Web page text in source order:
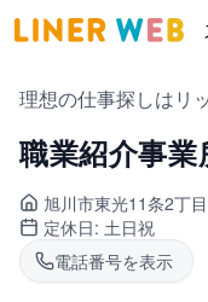
理想の仕事探しはリ
職業紹介事業
旭川市東光11条2丁
定休日: 土日祝
電話番号を表示